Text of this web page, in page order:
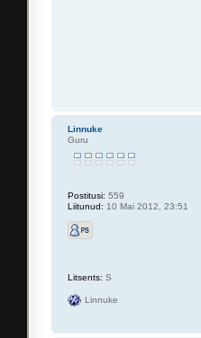
Linnuke
Guru
Postitusi: 559
Liitunud: 10 Mai 2012, 23:51
Litsents: S
Linnuke